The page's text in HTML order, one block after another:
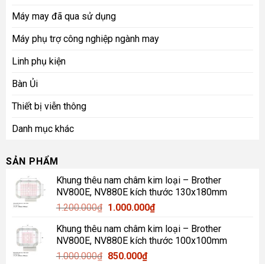
Máy may đã qua sử dụng
Máy phụ trợ công nghiệp ngành may
Linh phụ kiện
Bàn Ủi
Thiết bị viễn thông
Danh mục khác
SẢN PHẨM
Khung thêu nam châm kim loại – Brother
NV800E, NV880E kích thước 130x180mm
1.200.000₫ Giá
là:
1.200.000₫.
1.000.000₫Giá
tại
là:
Khung thêu nam châm kim loại – Brother
NV800E, NV880E kích thước 100x100mm
1.000.000₫ Giá
850.000₫Giá